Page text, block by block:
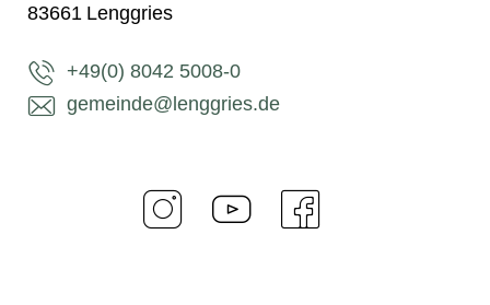
83661 Lenggries
+49(0) 8042 5008-0
gemeinde@lenggries.de